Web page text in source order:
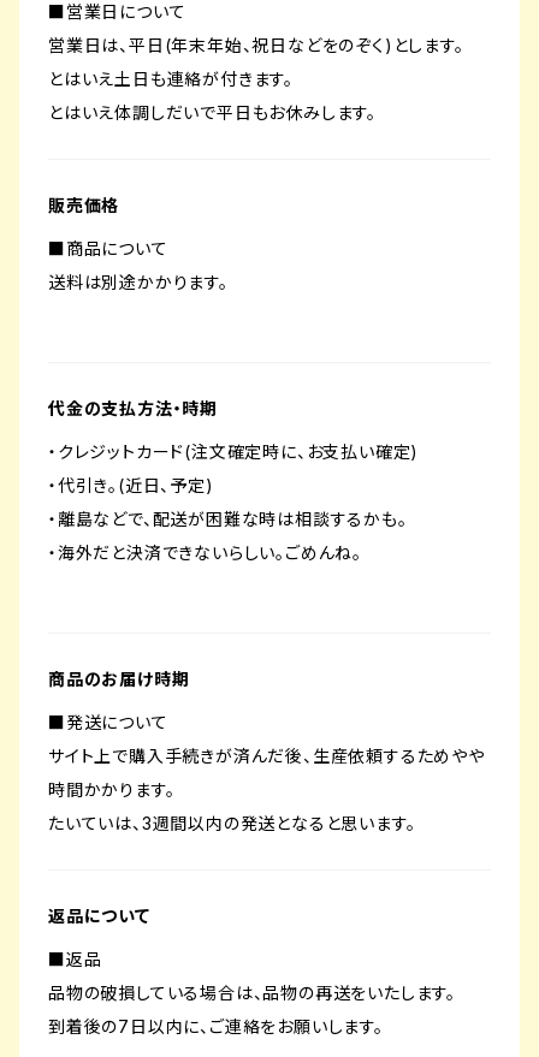
■営業日について
営業日は、平日(年末年始、祝日などをのぞく)とします。
とはいえ土日も連絡が付きます。
とはいえ体調しだいで平日もお休みします。
販売価格
■商品について
送料は別途かかります。
代金の支払方法・時期
・クレジットカード(注文確定時に、お支払い確定)
・代引き。(近日、予定)
・離島などで、配送が困難な時は相談するかも。
・海外だと決済できないらしい。ごめんね。
商品のお届け時期
■発送について
サイト上で購入手続きが済んだ後、生産依頼するためやや
時間かかります。
たいていは、3週間以内の発送となると思います。
返品について
■返品
品物の破損している場合は、品物の再送をいたします。
到着後の7日以内に、ご連絡をお願いします。